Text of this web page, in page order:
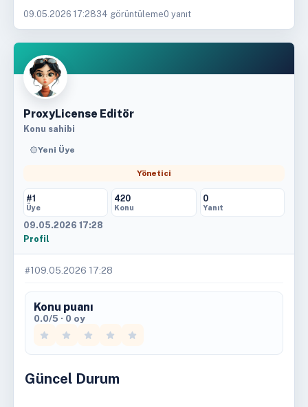
09.05.2026 17:2834 görüntüleme0 yanıt
ProxyLicense Editör
Konu sahibi
Yeni Üye
Yönetici
#1
Üye
420
Konu
0
Yanıt
09.05.2026 17:28
Profil
#1 09.05.2026 17:28
Konu puanı
0.0/5 · 0 oy
Güncel Durum